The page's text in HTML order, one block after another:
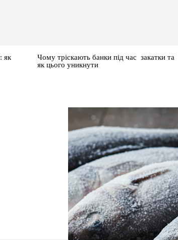
як
Чому тріскають банки під час закатки та
як цього уникнути